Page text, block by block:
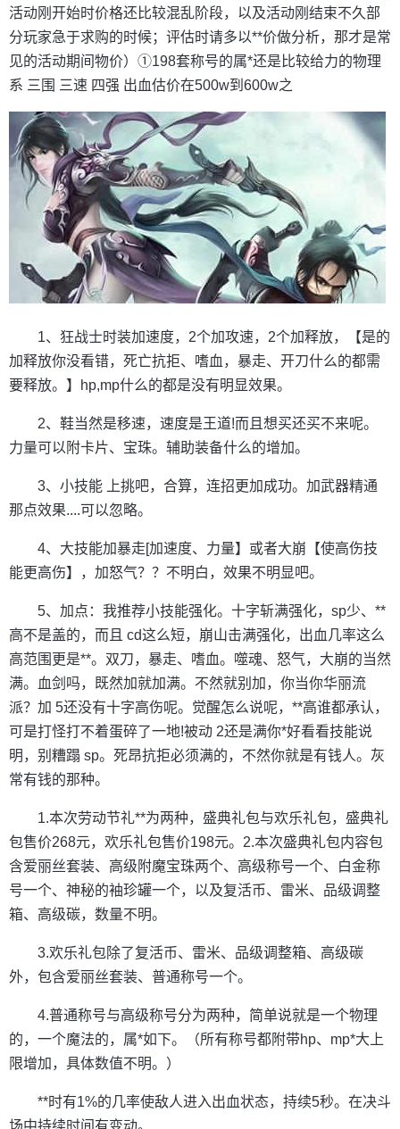
活动刚开始时价格还比较混乱阶段，以及活动刚结束不久部
分玩家急于求购的时候；评估时请多以**价做分析，那才是常
见的活动期间物价）①198套称号的属*还是比较给力的物理
系 三围 三速 四强 出血估价在500w到600w之
1、狂战士时装加速度，2个加攻速，2个加释放，【是的
加释放你没看错，死亡抗拒、嗜血，暴走、开刀什么的都需
要释放。】hp,mp什么的都是没有明显效果。
2、鞋当然是移速，速度是王道!而且想买还买不来呢。
力量可以附卡片、宝珠。辅助装备什么的增加。
3、小技能 上挑吧，合算，连招更加成功。加武器精通
那点效果....可以忽略。
4、大技能加暴走[加速度、力量】或者大崩【使高伤技
能更高伤】，加怒气？？不明白，效果不明显吧。
5、加点：我推荐小技能强化。十字斩满强化，sp少、**
高不是盖的，而且 cd这么短，崩山击满强化，出血几率这么
高范围更是**。双刀，暴走、嗜血。噬魂、怒气，大崩的当然
满。血剑吗，既然加就加满。不然就别加，你当你华丽流
派？加 5还没有十字高伤呢。觉醒怎么说呢，**高谁都承认，
可是打怪打不着蛋碎了一地!被动 2还是满你*好看看技能说
明，别糟蹋 sp。死昂抗拒必须满的，不然你就是有钱人。灰
常有钱的那种。
1.本次劳动节礼**为两种，盛典礼包与欢乐礼包，盛典礼
包售价268元，欢乐礼包售价198元。2.本次盛典礼包内容包
含爱丽丝套装、高级附魔宝珠两个、高级称号一个、白金称
号一个、神秘的袖珍罐一个，以及复活币、雷米、品级调整
箱、高级碳，数量不明。
3.欢乐礼包除了复活币、雷米、品级调整箱、高级碳
外，包含爱丽丝套装、普通称号一个。
4.普通称号与高级称号分为两种，简单说就是一个物理
的，一个魔法的，属*如下。（所有称号都附带hp、mp*大上
限增加，具体数值不明。）
**时有1%的几率使敌人进入出血状态，持续5秒。在决斗
场中持续时间有变动。